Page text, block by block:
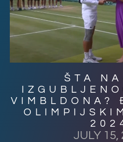
ŠTA
VIMBLDONA?
JULY 15,